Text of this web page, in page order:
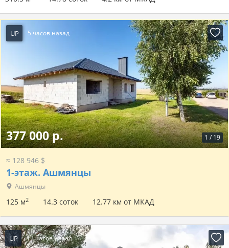
UP 5 часов назад
1 / 19
377 000 р.
≈ 128 946 $
1-этаж. Ашмянцы
Ашмянцы
125 м2 14.3 соток 12.77 км от МКАД
UP 12 часов назад